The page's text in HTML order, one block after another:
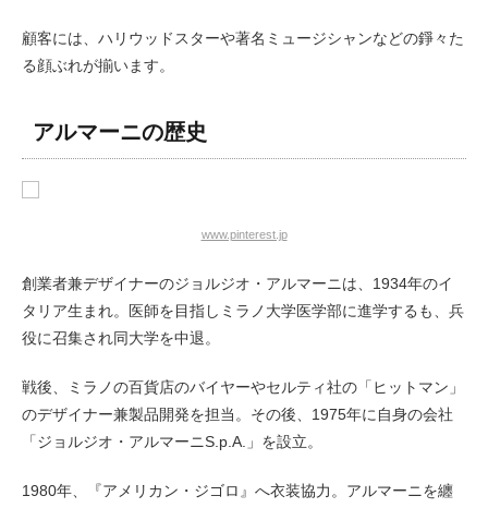
顧客には、ハリウッドスターや著名ミュージシャンなどの錚々た
る顔ぶれが揃います。
アルマーニの歴史
www.pinterest.jp
創業者兼デザイナーのジョルジオ・アルマーニは、1934年のイ
タリア生まれ。医師を目指しミラノ大学医学部に進学するも、兵
役に召集され同大学を中退。
戦後、ミラノの百貨店のバイヤーやセルティ社の「ヒットマン」
のデザイナー兼製品開発を担当。その後、1975年に自身の会社
「ジョルジオ・アルマーニS.p.A.」を設立。
1980年、『アメリカン・ジゴロ』へ衣装協力。アルマーニを纏